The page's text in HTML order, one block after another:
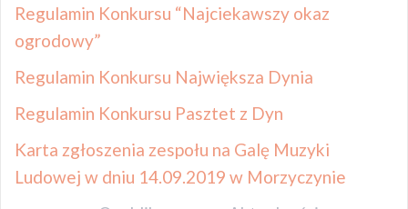
Regulamin Konkursu “Najciekawszy okaz
ogrodowy”
Regulamin Konkursu Największa Dynia
Regulamin Konkursu Pasztet z Dyn
Karta zgłoszenia zespołu na Galę Muzyki
Ludowej w dniu 14.09.2019 w Morzyczynie